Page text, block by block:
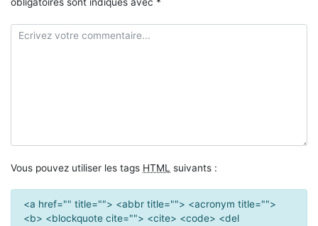
Vous pouvez utiliser les tags HTML suivants :
<a href="" title=""> <abbr title=""> <acronym title="">
<b> <blockquote cite=""> <cite> <code> <del